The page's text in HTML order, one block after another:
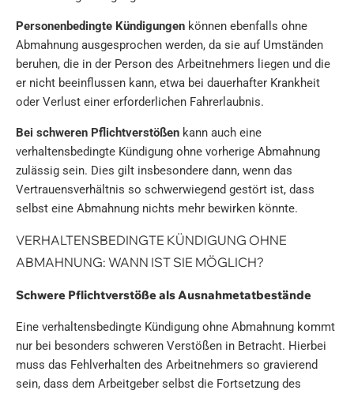
Personenbedingte Kündigungen können ebenfalls ohne
Abmahnung ausgesprochen werden, da sie auf Umständen
beruhen, die in der Person des Arbeitnehmers liegen und die
er nicht beeinflussen kann, etwa bei dauerhafter Krankheit
oder Verlust einer erforderlichen Fahrerlaubnis.
Bei schweren Pflichtverstößen kann auch eine
verhaltensbedingte Kündigung ohne vorherige Abmahnung
zulässig sein. Dies gilt insbesondere dann, wenn das
Vertrauensverhältnis so schwerwiegend gestört ist, dass
selbst eine Abmahnung nichts mehr bewirken könnte.
VERHALTENSBEDINGTE KÜNDIGUNG OHNE
ABMAHNUNG: WANN IST SIE MÖGLICH?
Schwere Pflichtverstöße als Ausnahmetatbestände
Eine verhaltensbedingte Kündigung ohne Abmahnung kommt
nur bei besonders schweren Verstößen in Betracht. Hierbei
muss das Fehlverhalten des Arbeitnehmers so gravierend
sein, dass dem Arbeitgeber selbst die Fortsetzung des